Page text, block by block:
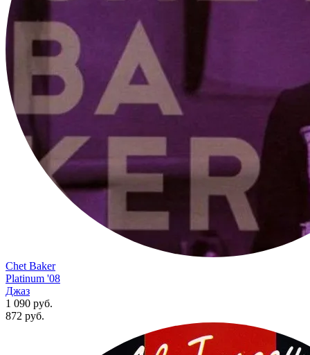
Chet Baker
Platinum '08
Джаз
1 090 руб.
872 руб.